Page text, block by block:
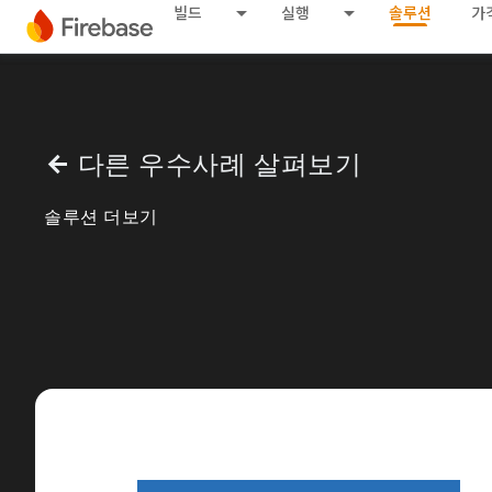
빌드 실행 솔루션 가
arrow_back 다른 우수사례 살펴보기
솔루션 더보기